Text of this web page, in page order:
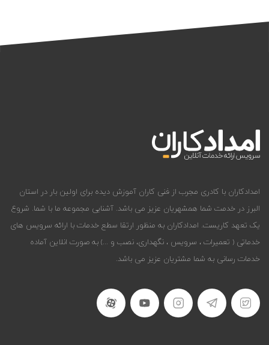
امدادکاران با کادری مجرب از فنی کاران آموزش دیده برای اولین بار در استان
البرز در خدمت شما همشهریان عزیز می باشد. آشنایی مجموعه ما با شما. شروع
یک تعهد کاریست. امدادکاران به منظور ارتقا سطع خدمات با ارائه سرویس های
خدماتی ( تعمیرات ، سرویس ، نگهداری، نصب و ...) به صورت انلاین آماده
خدمات رسانی به شما مشتریان عزیز می باشد.